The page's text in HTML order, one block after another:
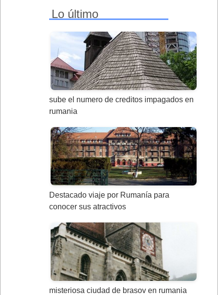
Lo último
sube el numero de creditos impagados en
rumania
Destacado viaje por Rumanía para
conocer sus atractivos
misteriosa ciudad de brasov en rumania